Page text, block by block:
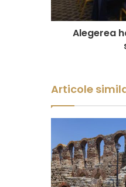
Alegerea
Articole